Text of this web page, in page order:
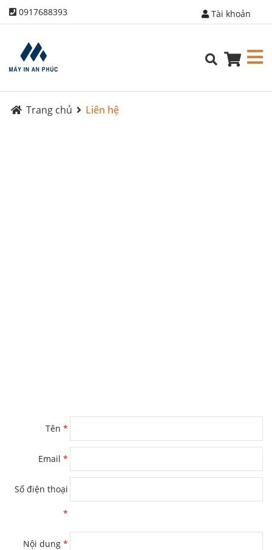
0917688393 Tài khoản
Trang chủ Liên hệ
Tên *
Email *
Số điện thoại
*
Nội dung *